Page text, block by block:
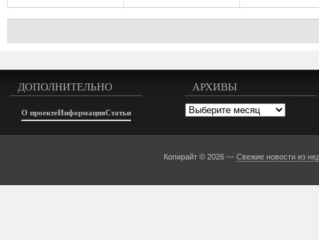
ДОПОЛНИТЕЛЬНО
О проектеИнформацияСтатьи
АРХИВЫ
Архивы
Копирайт © 2026 —Свежие новости из